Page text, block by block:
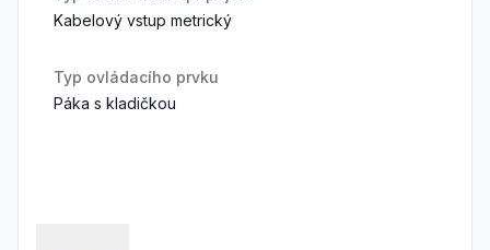
Kabelový vstup metrický
Typ ovládacího prvku
Páka s kladičkou